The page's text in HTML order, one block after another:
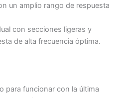
un amplio rango de respuesta
con secciones ligeras y
de alta frecuencia óptima.
para funcionar con la última